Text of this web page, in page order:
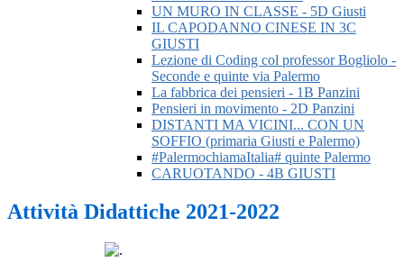
UN MURO IN CLASSE - 5D Giusti
IL CAPODANNO CINESE IN 3C
GIUSTI
Lezione di Coding col professor Bogliolo -
Seconde e quinte via Palermo
La fabbrica dei pensieri - 1B Panzini
Pensieri in movimento - 2D Panzini
DISTANTI MA VICINI... CON UN
SOFFIO (primaria Giusti e Palermo)
#PalermochiamaItalia# quinte Palermo
CARUOTANDO - 4B GIUSTI
Attività Didattiche 2021-2022